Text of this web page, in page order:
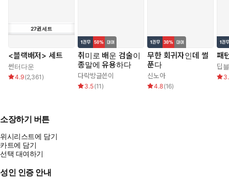
27권세트
<블랙배저> 세트
썬터다운
4.9(2,361 )
취미로 배운 검술이
종말에 유용하다
다락방글쓴이
3.5(11 )
무한 회귀자인데 썰
푼다
신노아
4.8(16)
패
딥
소장하기 버튼
위시리스트에 담기
카트에 담기
선택 대여하기
성인 인증 안내